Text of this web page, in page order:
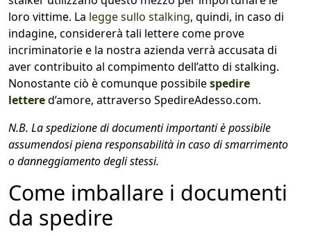
loro vittime. La legge sullo stalking, quindi, in caso di
indagine, considererà tali lettere come prove
incriminatorie e la nostra azienda verrà accusata di
aver contribuito al compimento dell’atto di stalking.
Nonostante ciò è comunque possibilespedire
lettered’amore, attraverso SpedireAdesso.com.
N.B. La spedizione di documenti importanti è possibile
assumendosi piena responsabilità in caso di smarrimento
o danneggiamento degli stessi.
Come imballare i documenti
da spedire